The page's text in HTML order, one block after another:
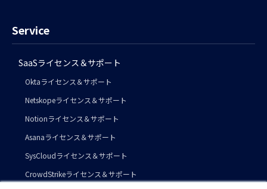
Service
SaaSライセンス＆サポート
Oktaライセンス＆サポート
Netskopeライセンス＆サポート
Notionライセンス＆サポート
Asanaライセンス＆サポート
SysCloudライセンス＆サポート
CrowdStrikeライセンス＆サポート